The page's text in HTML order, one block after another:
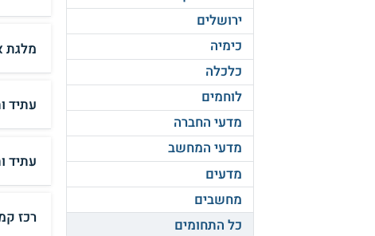
ירושלים
כימיה
כלכלה
לוחמים
מדעי החברה
מדעי המחשב
מדעים
מחשבים
כל התחומים
מלגת
עתיד
עתיד
רכז